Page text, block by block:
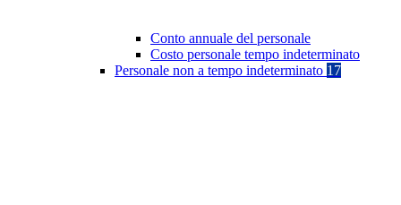
Conto annuale del personale
Costo personale tempo indeterminato
Personale non a tempo indeterminato 17